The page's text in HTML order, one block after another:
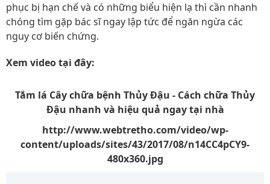
phục bị hạn chế và có những biểu hiện lạ thì cần nhanh
chóng tìm gặp bác sĩ ngay lập tức để ngăn ngừa các
nguy cơ biến chứng.
Xem video tại đây:
Tắm lá Cây chữa bệnh Thủy Đậu - Cách chữa Thủy
Đậu nhanh và hiệu quả ngay tại nhà
http://www.webtretho.com/video/wp-
content/uploads/sites/43/2017/08/n14CC4pCY9-
480x360.jpg